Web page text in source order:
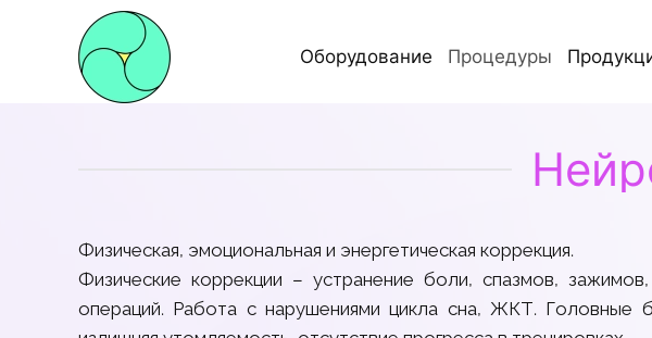
Оборудование Процедуры
Физическая, эмоциональная и энергетическая коррекция.
Физические коррекции – устранение боли, спазмов,
операций. Работа с нарушениями цикла сна, ЖКТ. Головные